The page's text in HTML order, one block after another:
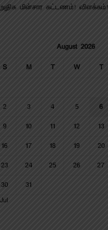
மின்சார கட்டணம்!
August 2026
S M T W T
2 3 4 5 6
9 10 11 12 13
16 17 18 19 20
23 24 25 26 27
30
31